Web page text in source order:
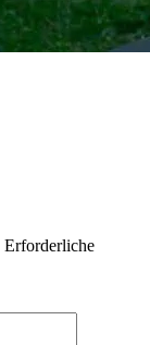
Erforderliche